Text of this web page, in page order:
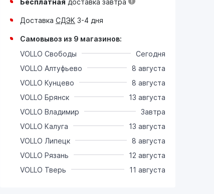
Доставка СДЭК 3-4 дня
Самовывоз из 9 магазинов:
VOLLO Свободы
Сегодня
VOLLO Алтуфьево
8 августа
VOLLO Кунцево
8 августа
VOLLO Брянск
13 августа
VOLLO Владимир
Завтра
VOLLO Калуга
13 августа
VOLLO Липецк
8 августа
VOLLO Рязань
12 августа
VOLLO Тверь
11 августа